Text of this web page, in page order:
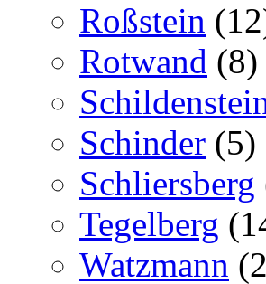
Roßstein
Rotwand (8)
Schinder (5)
Schliersberg
Tegelberg
Watzmann